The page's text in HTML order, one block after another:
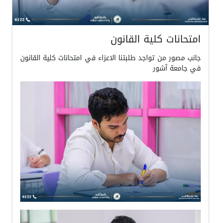
امتحانات كلية القانون
جانب مصور من تواجد طلبتنا الاعزاء في امتحانات كلية القانون
في جامعة آشور